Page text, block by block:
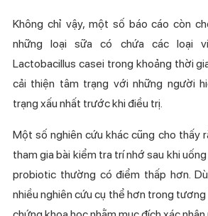
Không chỉ vậy, một số báo cáo còn
những loại sữa có chứa các loại
Lactobacillus casei trong khoảng thời
cải thiện tâm trạng với những người
trạng xấu nhất trước khi điều trị.
Một số nghiên cứu khác cũng cho thấy
tham gia bài kiểm tra trí nhớ sau khi
probiotic thường có điểm thấp hơn.
nhiều nghiên cứu cụ thể hơn trong tương